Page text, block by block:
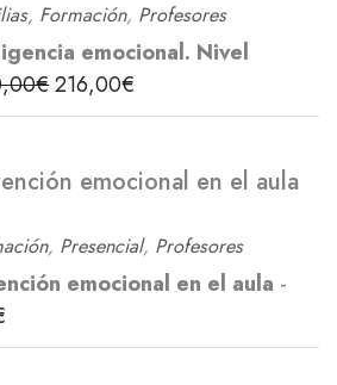
, Formación, Profesores
emocional. Nivel
€216,00€
emocional en el aula
, Presencial, Profesores
emocional en el aula -